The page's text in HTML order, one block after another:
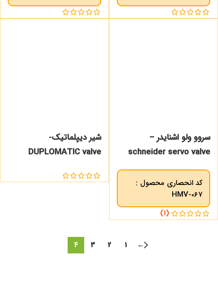
سروو ولو اشنایدر –
schneider servo valve
کد انحصاری محصول :
HMV-067
(1)
شیر دیپلماتیک-
DUPLOMATIC valve
←
1
2
3
4